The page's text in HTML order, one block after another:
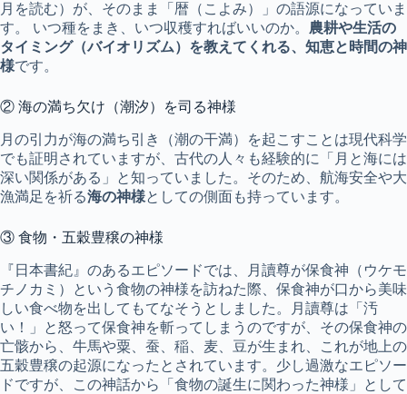
月を読む）が、そのまま「暦（こよみ）」の語源になっていま
す。 いつ種をまき、いつ収穫すればいいのか。 農耕や生活の
タイミング（バイオリズム）を教えてくれる、知恵と時間の神
様です。
② 海の満ち欠け（潮汐）を司る神様
月の引力が海の満ち引き（潮の干満）を起こすことは現代科学
でも証明されていますが、古代の人々も経験的に「月と海には
深い関係がある」と知っていました。そのため、航海安全や大
漁満足を祈る海の神様としての側面も持っています。
③ 食物・五穀豊穣の神様
『日本書紀』のあるエピソードでは、月讀尊が保食神（ウケモ
チノカミ）という食物の神様を訪ねた際、保食神が口から美味
しい食べ物を出してもてなそうとしました。月讀尊は「汚
い！」と怒って保食神を斬ってしまうのですが、その保食神の
亡骸から、牛馬や粟、蚕、稲、麦、豆が生まれ、これが地上の
五穀豊穣の起源になったとされています。少し過激なエピソー
ドですが、この神話から「食物の誕生に関わった神様」として